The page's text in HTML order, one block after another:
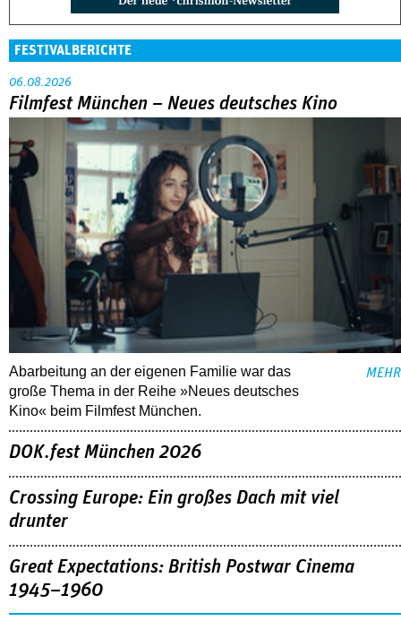
FESTIVALBERICHTE
06.08.2026
Filmfest München – Neues deutsches Kino
Abarbeitung an der eigenen Familie war das
große Thema in der Reihe »Neues deutsches
Kino« beim Filmfest München.
MEHR
DOK.fest München 2026
Crossing Europe: Ein großes Dach mit viel
drunter
Great Expectations: British Postwar Cinema
1945–1960